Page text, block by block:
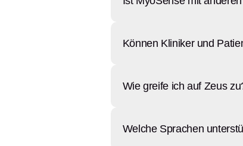
Können Kliniker und
Wie greife ich auf Zeus
Welche Sprachen